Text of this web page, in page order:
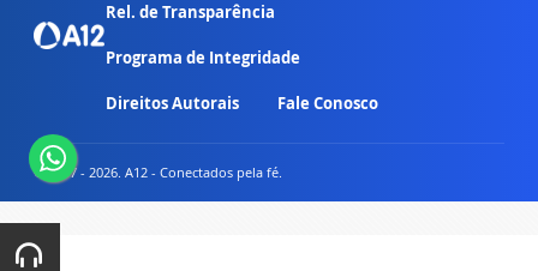
Rel. de Transparência
Programa de Integridade
Direitos Autorais Fale Conosco
© 2007 - 2026. A12 - Conectados pela fé.